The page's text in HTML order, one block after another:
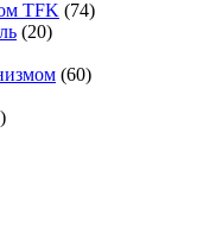
TFK (74)
(20)
(60)